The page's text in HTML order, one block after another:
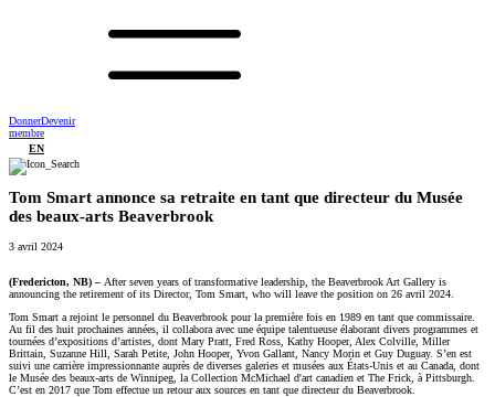
DonnerDevenir
membre
EN
Tom Smart annonce sa retraite en tant que directeur du Musée
des beaux-arts Beaverbrook
3 avril 2024
(Fredericton, NB) – After seven years of transformative leadership, the Beaverbrook Art Gallery is
announcing the retirement of its Director, Tom Smart, who will leave the position on 26 avril 2024.
Tom Smart a rejoint le personnel du Beaverbrook pour la première fois en 1989 en tant que commissaire.
Au fil des huit prochaines années, il collabora avec une équipe talentueuse élaborant divers programmes et
tournées d’expositions d’artistes, dont Mary Pratt, Fred Ross, Kathy Hooper, Alex Colville, Miller
Brittain, Suzanne Hill, Sarah Petite, John Hooper, Yvon Gallant, Nancy Morin et Guy Duguay. S’en est
suivi une carrière impressionnante auprès de diverses galeries et musées aux États-Unis et au Canada, dont
le Musée des beaux-arts de Winnipeg, la Collection McMichael d'art canadien et The Frick, à Pittsburgh.
C’est en 2017 que Tom effectue un retour aux sources en tant que directeur du Beaverbrook.